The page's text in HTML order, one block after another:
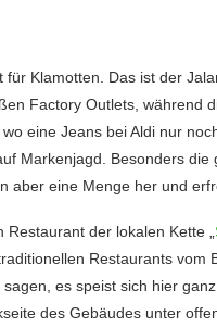
Klamotten. Das ist der
Factory Outlets, während
eine Jeans bei Aldi nur
Markenjagd. Besonders die
aber eine Menge her und
der lokalen Kette „
Restaurants
es speist sich hier
des Gebäudes unter